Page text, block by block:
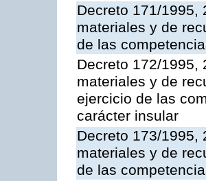
Decreto 171/1995,
materiales y de
de las
Decreto 172/1995,
materiales y de
ejercicio de las
carácter insular
Decreto 173/1995,
materiales y de
de las